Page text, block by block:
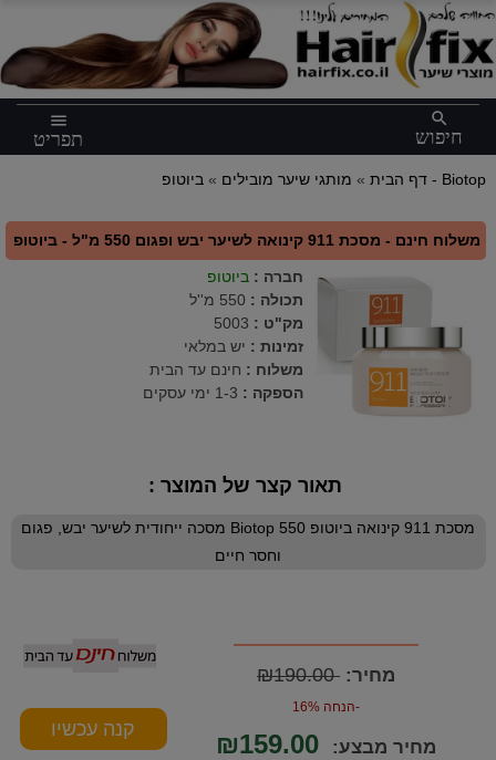
menu
תפריט
search
חיפוש
דף הבית » מותגי שיער מובילים » ביוטופ - Biotop
משלוח חינם - מסכת 911 קינואה לשיער יבש ופגום 550 מ"ל - ביוטופ
חברה : ביוטופ
תכולה : 550 מ''ל
מק"ט :
5003
זמינות : יש במלאי
משלוח : חינם עד הבית
הספקה : 1-3 ימי עסקים
תאור קצר של המוצר :
מסכת 911 קינואה ביוטופ Biotop 550 מסכה ייחודית לשיער יבש, פגום
וחסר חיים
מחיר: ₪190.00
-הנחה 16%
מחיר מבצע: ₪159.00
×